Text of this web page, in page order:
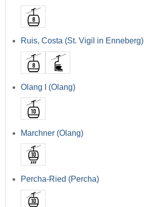
Ruis, Costa (St. Vigil in Enneberg)
Olang I (Olang)
Marchner (Olang)
Percha-Ried (Percha)